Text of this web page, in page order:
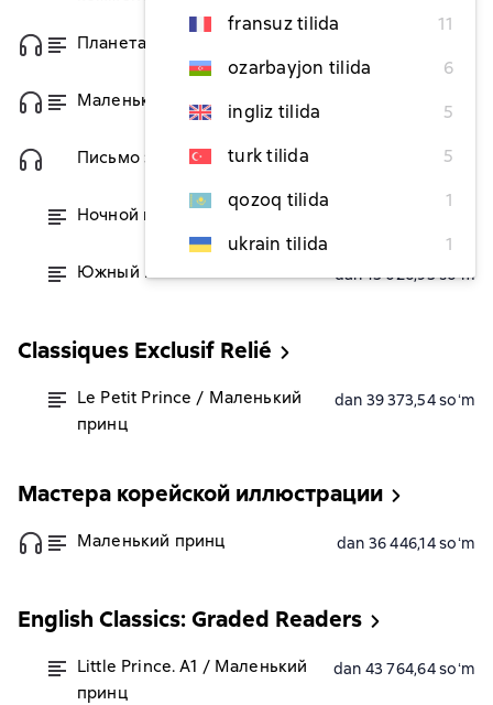
fransuz tilida
11
ozarbayjon tilida
6
ingliz tilida
5
turk tilida
5
qozoq tilida
1
ukrain tilida
1
Планета людей
Маленький принц dan 9 499,41 soʻm
Письмо заложнику 50 351,29 soʻm
Ночной полет
Южный почтовый dan 13 026,93 soʻm
Classiques Exclusif Relié
Le Petit Prince / Маленький
принц
dan 39 373,54 soʻm
Мастера корейской иллюстрации
Маленький принц dan 36 446,14 soʻm
English Classics: Graded Readers
Little Prince. A1 / Маленький
принц
dan 43 764,64 soʻm